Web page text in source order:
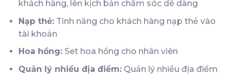
khách hàng, lên kịch bản chăm sóc dễ dàng
Nạp thẻ:Tính năng cho khách hàng nạp thẻ vào
tài khoản
Hoa hồng:Set hoa hồng cho nhân viên
Quản lý nhiều địa điểm:Quản lý nhiều địa điểm